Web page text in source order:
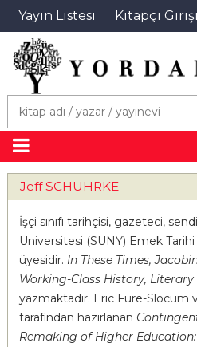
Yayın Listesi Kitapçı Girişi
Jeff SCHUHRKE
İşçi sınıfı tarihçisi, gazeteci,
Üniversitesi (SUNY) Emek
üyesidir. In These Times,
Working-Class History, Literary
yazmaktadır. Eric Fure-Slocum
tarafından hazırlanan
Remaking of Higher